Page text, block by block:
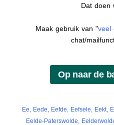
Dat doen
Maak gebruik van "veel
chat/
Ee Eede Eefde Eefsele Eekt
Eelde-Paterswolde